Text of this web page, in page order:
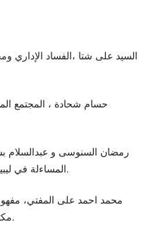
المساءلة في ليبيا ، دار الكتب الوطنية ، بنغازي،2006.
مكتبة الملك فهد الوطنية ،الرياض،2015.